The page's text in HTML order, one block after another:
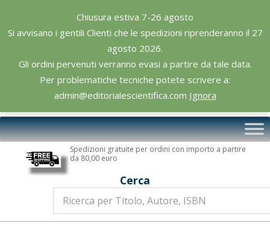
Chiusura estiva 7-26 agosto
Si avvisano i gentili Clienti che le spedizioni riprenderanno il 27
agosto 2026.
Gli ordini pervenuti verranno evasi a partire da tale data.
Per problematiche tecniche potete scrivere a:
admin@editorialescientifica.com Ignora
content
Editoriale
Scientifica
Primary
Navigation
Spedizioni gratuite per ordini con importo a partire
da 80,00 euro
Cerca